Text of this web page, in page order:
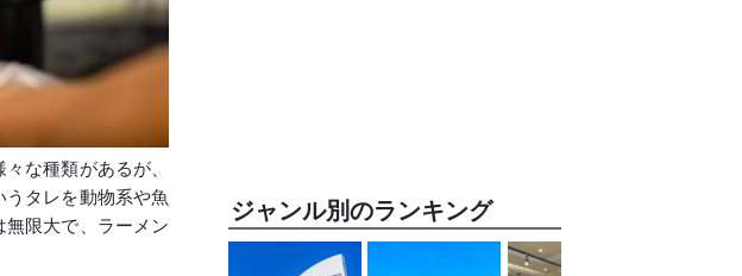
な種類があるが、
タレを動物系や魚
限大で、ラーメン
ジャンル別のランキング